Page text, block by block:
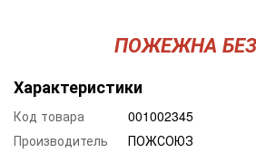
ПОЖЕЖНА
Характеристики
Код товара
001002345
Производитель
ПОЖСОЮЗ